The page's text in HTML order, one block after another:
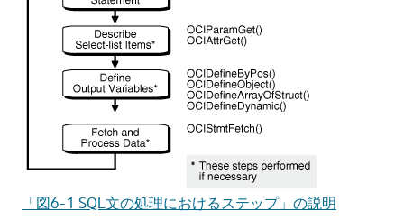
「図6-1 SQL文の処理におけるステップ」の説明